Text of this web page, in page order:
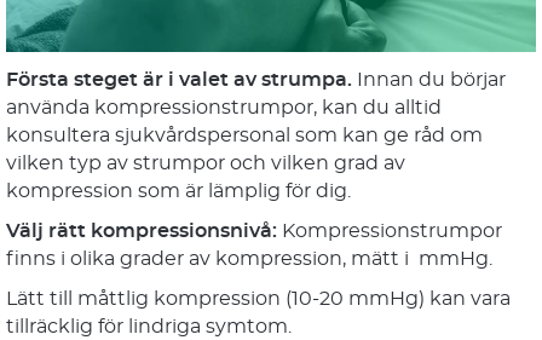
Första steget är i valet av strumpa.
Innan du börjar
använda kompressionstrumpor, kan du alltid
konsultera sjukvårdspersonal som kan ge råd om
vilken typ av strumpor och vilken grad av
kompression som är lämplig för dig.
Välj rätt kompressionsnivå: Kompressionstrumpor
finns i olika grader av kompression, mätt i mmHg.
Lätt till måttlig kompression (10-20 mmHg) kan vara
tillräcklig för lindriga symtom.